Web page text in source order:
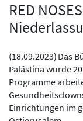
RED
(18.09.2023) Das
Palästina wurde
Programme
Einrichtungen im